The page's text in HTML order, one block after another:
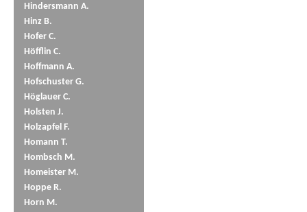
Hindersmann A.
Hinz B.
Hofer C.
Höfflin C.
Hoffmann A.
Hofschuster G.
Höglauer C.
Holsten J.
Holzapfel F.
Homann T.
Hombsch M.
Homeister M.
Hoppe R.
Horn M.